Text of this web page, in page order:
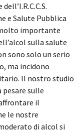
e Salute Pubblica
molto importante
sulla salute
sono solo un serio
ma incidono
Il nostro studio
pesare sulle
il
le nostre
di alcol si